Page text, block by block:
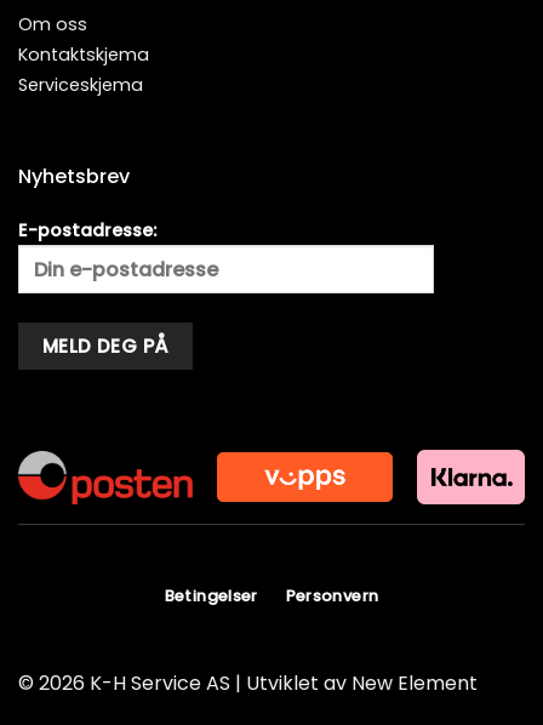
Om oss
Kontaktskjema
Serviceskjema
Nyhetsbrev
E-postadresse:
© 2026 K-H Service AS | Utviklet av New Element
Betingelser Personvern